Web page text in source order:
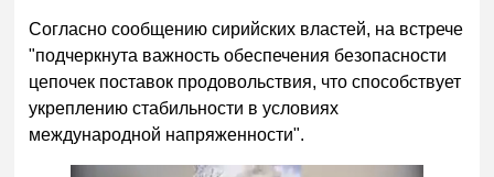
Согласно сообщению сирийских властей, на встрече
"подчеркнута важность обеспечения безопасности
цепочек поставок продовольствия, что способствует
укреплению стабильности в условиях
международной напряженности".